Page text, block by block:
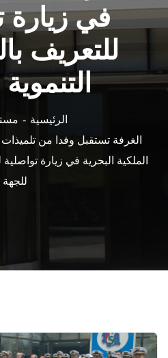
في زيارة
للتعريف
الرئيسية
الغرفة تستقبل وفدا من
الملكية البحرية في زيارة
للجهة